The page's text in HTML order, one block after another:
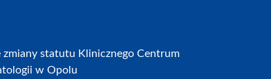
zmiany statutu Klinicznego Centrum
w Opolu